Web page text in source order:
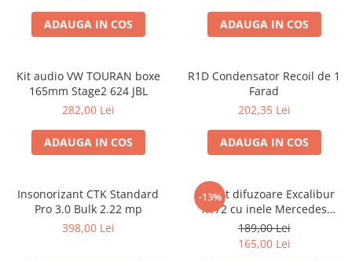
ADAUGA IN COS ADAUGA IN COS
Kit audio VW TOURAN boxe
165mm Stage2 624 JBL
282,00 Lei
ADAUGA IN COS
R1D Condensator Recoil de 1
Farad
202,35 Lei
ADAUGA IN COS
Insonorizant CTK Standard
Pro 3.0 Bulk 2.22 mp
398,00 Lei
-13%
Pachet difuzoare Excalibur
X172 cu inele Mercedes
Vito/Viano W639, VW Crafter
189,00 Lei
165,00 Lei